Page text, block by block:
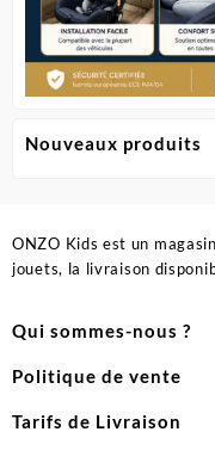
Nouveaux produits
ONZO Kids est un
jouets, la livraison
Qui sommes-nous ?
Politique de vente
Tarifs de Livraison